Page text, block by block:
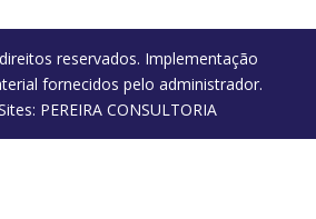
reservados. Implementação
fornecidos pelo administrador.
PEREIRA CONSULTORIA